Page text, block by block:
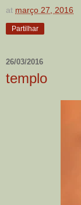
at março 27, 2016
Partilhar
26/03/2016
templo